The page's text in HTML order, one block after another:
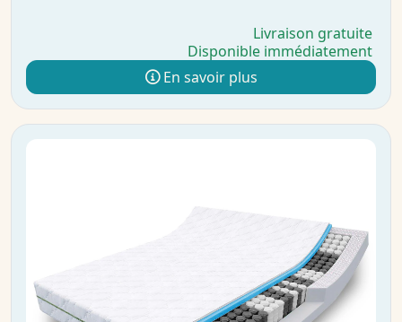
Livraison gratuite
Disponible immédiatement
En savoir plus